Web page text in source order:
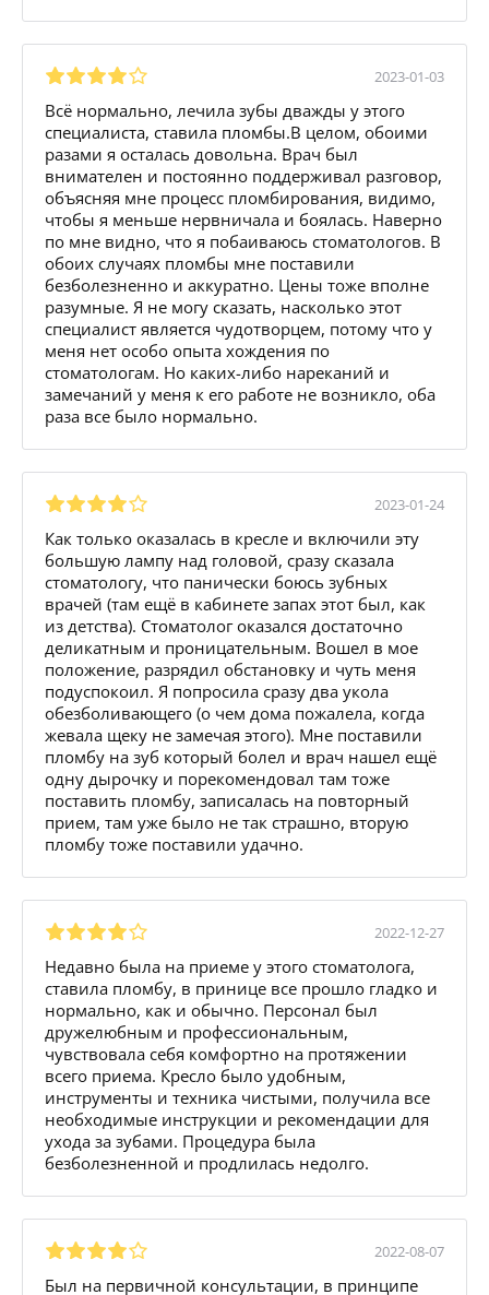
2023-01-03
Всё нормально, лечила зубы дважды у этого
специалиста, ставила пломбы.В целом, обоими
разами я осталась довольна. Врач был
внимателен и постоянно поддерживал разговор,
объясняя мне процесс пломбирования, видимо,
чтобы я меньше нервничала и боялась. Наверно
по мне видно, что я побаиваюсь стоматологов. В
обоих случаях пломбы мне поставили
безболезненно и аккуратно. Цены тоже вполне
разумные. Я не могу сказать, насколько этот
специалист является чудотворцем, потому что у
меня нет особо опыта хождения по
стоматологам. Но каких-либо нареканий и
замечаний у меня к его работе не возникло, оба
раза все было нормально.
2023-01-24
Как только оказалась в кресле и включили эту
большую лампу над головой, сразу сказала
стоматологу, что панически боюсь зубных
врачей (там ещё в кабинете запах этот был, как
из детства). Стоматолог оказался достаточно
деликатным и проницательным. Вошел в мое
положение, разрядил обстановку и чуть меня
подуспокоил. Я попросила сразу два укола
обезболивающего (о чем дома пожалела, когда
жевала щеку не замечая этого). Мне поставили
пломбу на зуб который болел и врач нашел ещё
одну дырочку и порекомендовал там тоже
поставить пломбу, записалась на повторный
прием, там уже было не так страшно, вторую
пломбу тоже поставили удачно.
2022-12-27
Недавно была на приеме у этого стоматолога,
ставила пломбу, в принице все прошло гладко и
нормально, как и обычно. Персонал был
дружелюбным и профессиональным,
чувствовала себя комфортно на протяжении
всего приема. Кресло было удобным,
инструменты и техника чистыми, получила все
необходимые инструкции и рекомендации для
ухода за зубами. Процедура была
безболезненной и продлилась недолго.
2022-08-07
Был на первичной консультации, в принципе